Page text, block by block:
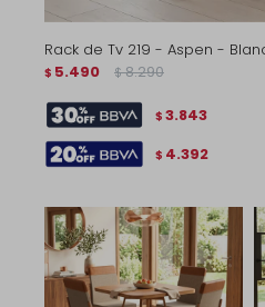
Rack de Tv 219 - Aspen -
$ 5.490 $ 8.290
$ 3.843
$ 4.392